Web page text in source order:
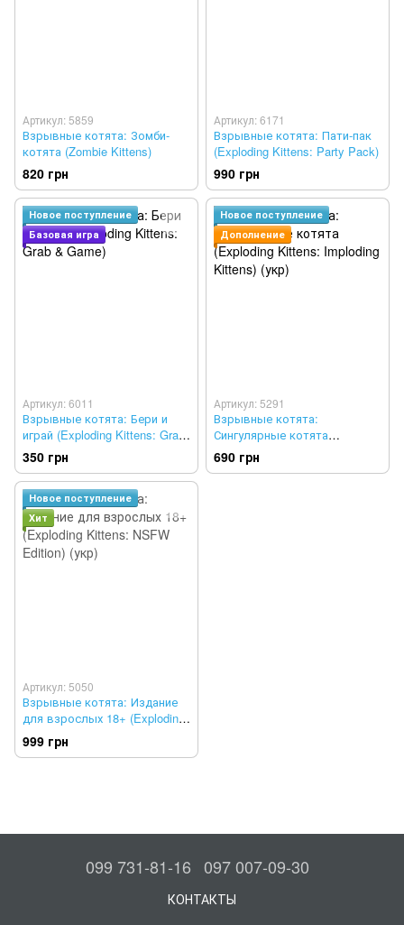
Артикул: 5859
Взрывные котята: Зомби-
котята (Zombie Kittens)
820 грн
Артикул: 6171
Взрывные котята: Пати-пак
(Exploding Kittens: Party Pack)
990 грн
Новое поступление
Базовая игра
Артикул: 6011
Взрывные котята: Бери и
играй (Exploding Kittens: Grab
& Game)
350 грн
Новое поступление
Дополнение
Артикул: 5291
Взрывные котята:
Сингулярные котята
(Exploding Kittens: Imploding
Kittens) (укр)
690 грн
Новое поступление
Хит
Артикул: 5050
Взрывные котята: Издание
для взрослых 18+ (Exploding
Kittens: NSFW Edition) (укр)
999 грн
099 731-81-16 097 007-09-30
КОНТАКТЫ